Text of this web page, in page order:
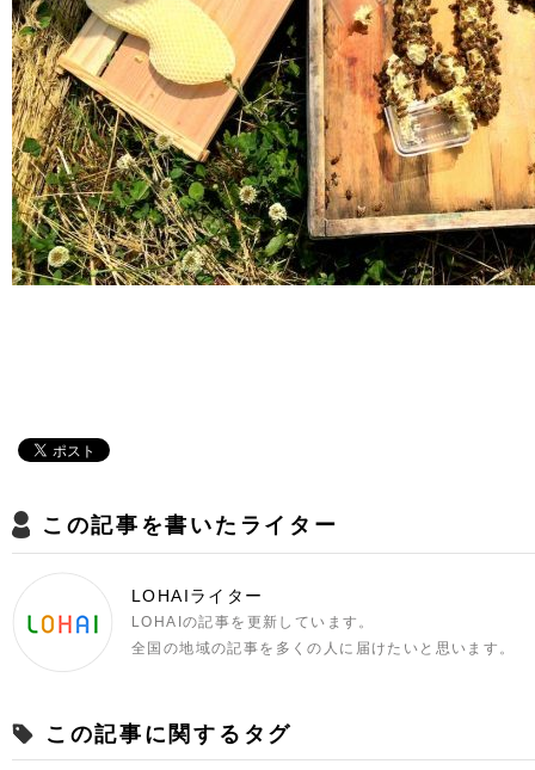
この記事を書いたライター
LOHAIライター
LOHAIの記事を更新しています。
全国の地域の記事を多くの人に届けたいと思います。
この記事に関するタグ